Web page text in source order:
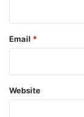
Email *
Website